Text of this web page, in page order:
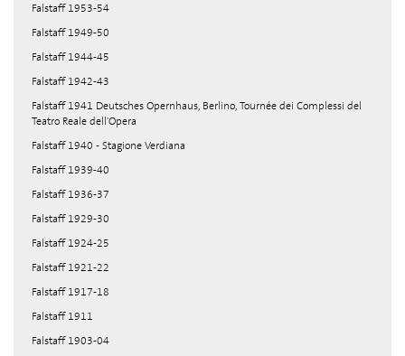
Falstaff 1953-54
Falstaff 1949-50
Falstaff 1944-45
Falstaff 1942-43
Falstaff 1941 Deutsches Opernhaus, Berlino, Tournée dei Complessi del
Teatro Reale dell'Opera
Falstaff 1940 - Stagione Verdiana
Falstaff 1939-40
Falstaff 1936-37
Falstaff 1929-30
Falstaff 1924-25
Falstaff 1921-22
Falstaff 1917-18
Falstaff 1911
Falstaff 1903-04